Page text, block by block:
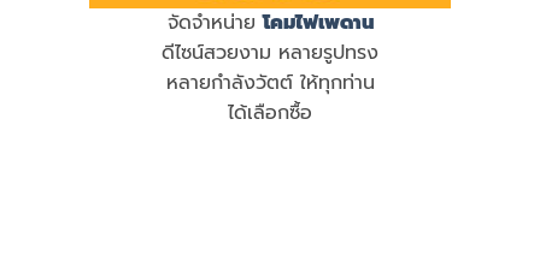
จัดจำหน่ายโคมไฟเพดาน
ดีไซน์สวยงาม หลายรูปทรง
หลายกำลังวัตต์ ให้ทุกท่าน
ได้เลือกซื้อ